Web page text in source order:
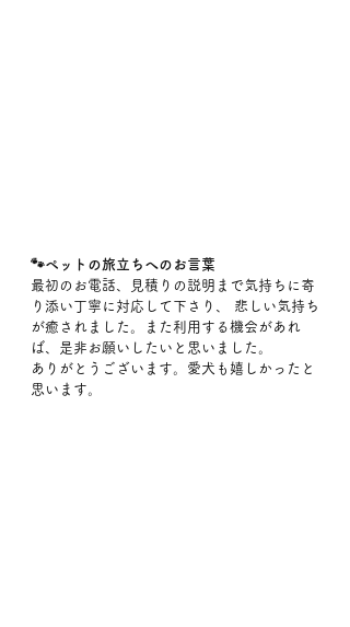
🐾ペットの旅立ちへのお言葉
最初のお電話、見積りの説明まで気持ちに寄
り添い丁寧に対応して下さり、 悲しい気持ち
が癒されました。また利用する機会があれ
ば、是非お願いしたいと思いました。
ありがとうございます。愛犬も嬉しかったと
思います。